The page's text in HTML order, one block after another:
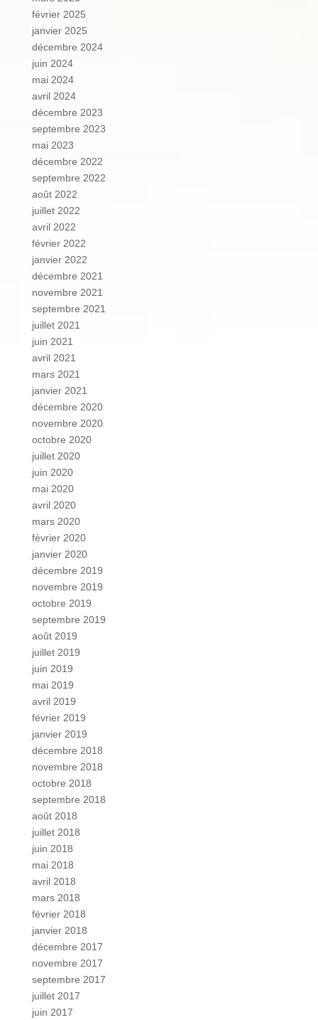
février 2025
janvier 2025
décembre 2024
juin 2024
mai 2024
avril 2024
décembre 2023
septembre 2023
mai 2023
décembre 2022
septembre 2022
août 2022
juillet 2022
avril 2022
février 2022
janvier 2022
décembre 2021
novembre 2021
septembre 2021
juillet 2021
juin 2021
avril 2021
mars 2021
janvier 2021
décembre 2020
novembre 2020
octobre 2020
juillet 2020
juin 2020
mai 2020
avril 2020
mars 2020
février 2020
janvier 2020
décembre 2019
novembre 2019
octobre 2019
septembre 2019
août 2019
juillet 2019
juin 2019
mai 2019
avril 2019
février 2019
janvier 2019
décembre 2018
novembre 2018
octobre 2018
septembre 2018
août 2018
juillet 2018
juin 2018
mai 2018
avril 2018
mars 2018
février 2018
janvier 2018
décembre 2017
novembre 2017
septembre 2017
juillet 2017
juin 2017